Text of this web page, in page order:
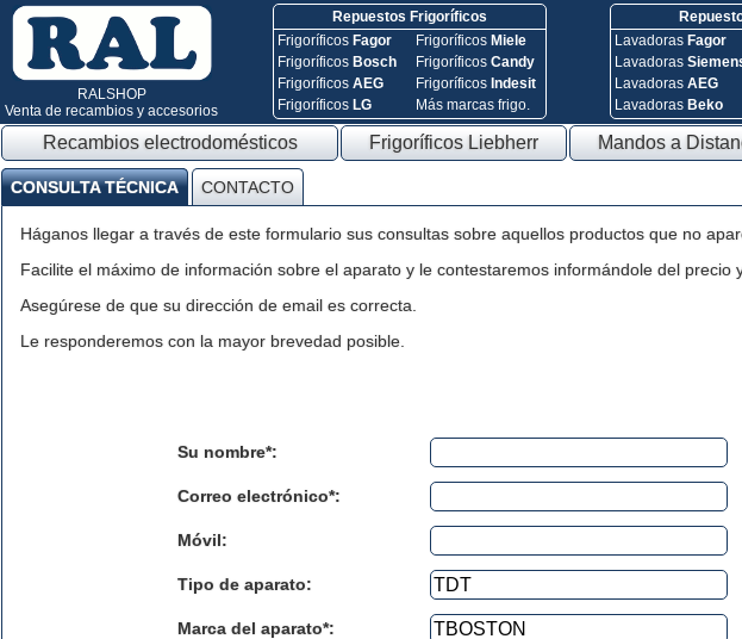
RALSHOP
Venta de recambios y accesorios
Repuestos Frigoríficos
Frigoríficos Fagor
Frigoríficos Bosch
FrigoríficosAEG
Frigoríficos LG
Frigoríficos Miele
FrigoríficosCandy
Frigoríficos Indesit
Más marcas frigo.
Lavadoras Fagor
Lavadoras
Lavadoras AEG
Lavadoras Beko
Recambios electrodomésticos Frigoríficos Liebherr Mandos a
CONSULTA TÉCNICA CONTACTO
Háganos llegar a través de este formulario sus consultas sobre aquellos productos que no
Facilite el máximo de información sobre el aparato y le contestaremos informándole del precio
Asegúrese de que su dirección de email es correcta.
Le responderemos con la mayor brevedad posible.
Su nombre*:
Correo electrónico*:
Móvil:
Tipo de aparato:
Marca del aparato*: